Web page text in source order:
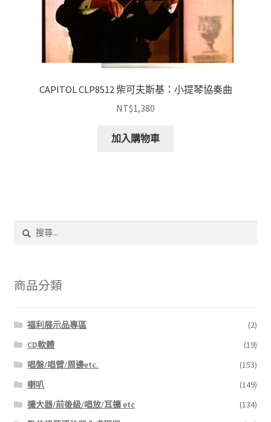
CAPITOL CLP8512 柴可夫斯基：小提琴協奏曲
NT$1,380
加入購物車
字:
商品分類
福利展示品專區
(2)
CD軟體
(19)
唱盤/唱臂/周邊etc.
(153)
喇叭
(149)
擴大器/前後級/唱放/耳擴 etc
(134)